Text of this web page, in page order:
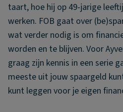
taart, hoe hij op 49-jarige
werken. FOB gaat over
wat verder nodig is om
worden en te blijven. Voor
graag zijn kennis in een serie
meeste uit jouw spaargeld
kunt leggen voor je eigen